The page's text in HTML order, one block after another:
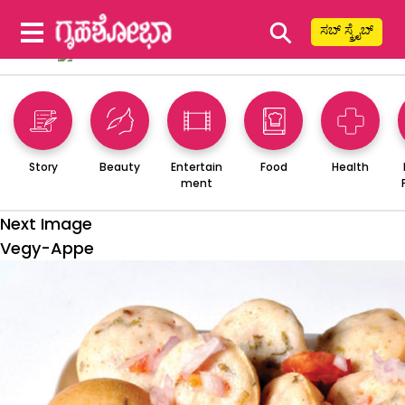
⚲ ಸಬ್ ಸ್ಕ್ರೈಬ್
Story Beauty
Entertain
ment
Food Health
Next Image
Vegy-Appe